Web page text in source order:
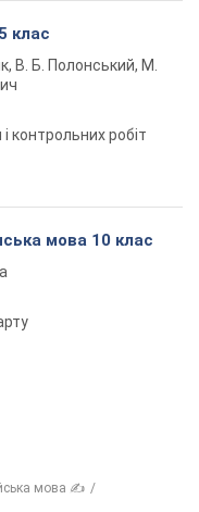
клас
В. Б. Полонський, М.
контрольних робіт
мова 10 клас
мова ✍